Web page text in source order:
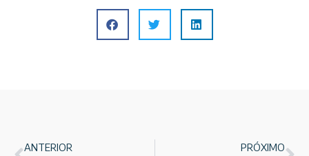
ANTERIOR PRÓXIMO